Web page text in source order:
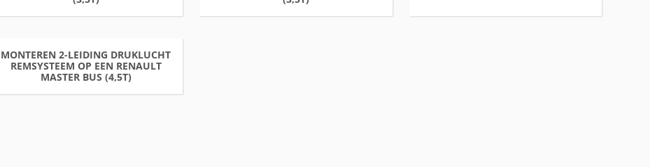
MONTEREN 2-LEIDING DRUKLUCHT
REMSYSTEEM OP EEN RENAULT
MASTER BUS (4,5T)